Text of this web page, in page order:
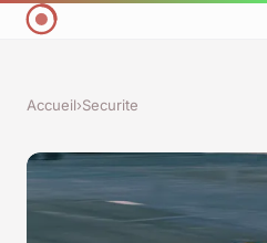
Accueil›Securite